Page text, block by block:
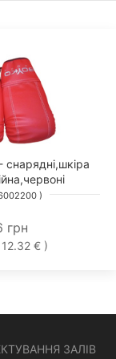
снарядні,шкіра
)
грн
€ )
ЗАЛІВ